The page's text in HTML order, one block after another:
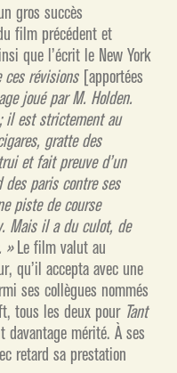
gros succès
film précédent et
que l’écrit le New York
ces révisions [apportées
joué par M. Holden.
il est strictement au
gratte des
et fait preuve d’un
paris contre ses
piste de course
Mais il a du culot, de
»Le film valut au
qu’il accepta avec une
ses collègues nommés
tous les deux pourTant
davantage mérité. À ses
retard sa prestation